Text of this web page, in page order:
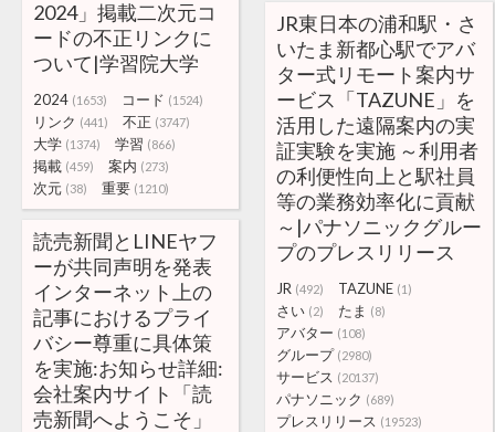
2024」掲載二次元コ
ードの不正リンクに
ついて|学習院大学
2024 (1653) コード (1524)
リンク (441) 不正 (3747)
大学 (1374) 学習 (866)
掲載 (459) 案内 (273)
次元 (38) 重要 (1210)
JR東日本の浦和駅・さ
いたま新都心駅でアバ
ター式リモート案内サ
ービス「TAZUNE」を
活用した遠隔案内の実
証実験を実施 ～利用者
の利便性向上と駅社員
等の業務効率化に貢献
～|パナソニックグルー
プのプレスリリース
JR (492) TAZUNE (1)
さい (2) たま (8)
アバター (108)
グループ (2980)
サービス (20137)
パナソニック (689)
プレスリリース (19523)
読売新聞とLINEヤフ
ーが共同声明を発表
インターネット上の
記事におけるプライ
バシー尊重に具体策
を実施:お知らせ詳細:
会社案内サイト「読
売新聞へようこそ」